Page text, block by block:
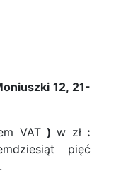
12, 21-
VAT)w zł :
pięć